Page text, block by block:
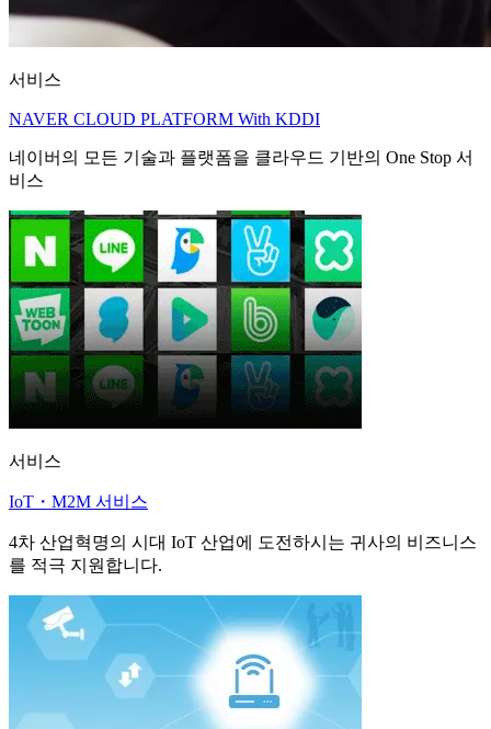
서비스
NAVER CLOUD PLATFORM With KDDI
네이버의 모든 기술과 플랫폼을 클라우드 기반의 One Stop 서
비스
서비스
IoT・M2M 서비스
4차 산업혁명의 시대 IoT 산업에 도전하시는 귀사의 비즈니스
를 적극 지원합니다.